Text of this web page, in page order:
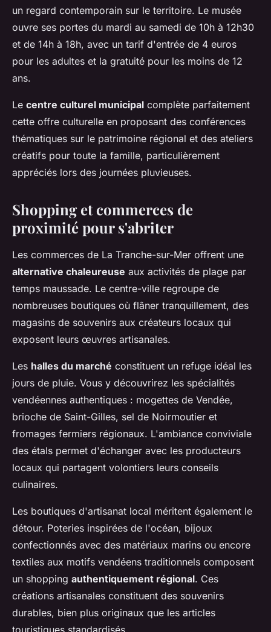
un regard contemporain sur le territoire. Le musée
ouvre ses portes du mardi au samedi de 10h à 12h30
et de 14h à 18h, avec un tarif d'entrée de 4 euros
pour les adultes et la gratuité pour les moins de 12
ans.
Le centre culturel municipal complète parfaitement
cette offre culturelle en proposant des conférences
thématiques sur le patrimoine régional et des ateliers
créatifs pour toute la famille, particulièrement
appréciés lors des journées pluvieuses.
Shopping et commerces de
proximité pour s'abriter
Les commerces de La Tranche-sur-Mer offrent une
alternative chaleureuse aux activités de plage par
temps maussade. Le centre-ville regroupe de
nombreuses boutiques où flâner tranquillement, des
magasins de souvenirs aux créateurs locaux qui
exposent leurs œuvres artisanales.
Les halles du marché constituent un refuge idéal les
jours de pluie. Vous y découvrirez les spécialités
vendéennes authentiques : mogettes de Vendée,
brioche de Saint-Gilles, sel de Noirmoutier et
fromages fermiers régionaux. L'ambiance conviviale
des étals permet d'échanger avec les producteurs
locaux qui partagent volontiers leurs conseils
culinaires.
Les boutiques d'artisanat local méritent également le
détour. Poteries inspirées de l'océan, bijoux
confectionnés avec des matériaux marins ou encore
textiles aux motifs vendéens traditionnels composent
un shopping authentiquement régional. Ces
créations artisanales constituent des souvenirs
durables, bien plus originaux que les articles
touristiques standardisés.